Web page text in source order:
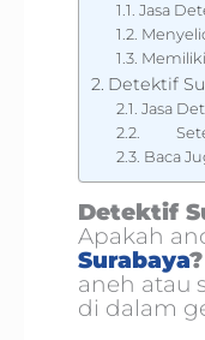
Jasa
Detektif
Jasa
Baca
Detektif
Apakah
Surabaya?
aneh atau
di dalam